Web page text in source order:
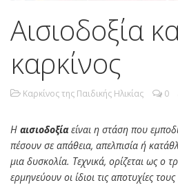
Αισιοδοξία
καρκίνος
Καρκίνος της Παιδικής Ηλικίας 0
Η αισιοδοξίαείναι η στάση που
πέσουν σε απάθεια, απελπισία ή
μια δυσκολία. Τεχνικά, ορίζεται ως ο
ερμηνεύουν οι ίδιοι τις αποτυχίες τους